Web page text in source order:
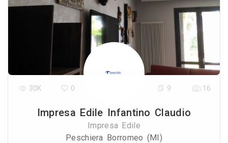
Impresa Edile Infantino Claudio
Impresa Edile
Peschiera Borromeo (MI)
30K 0 9 16